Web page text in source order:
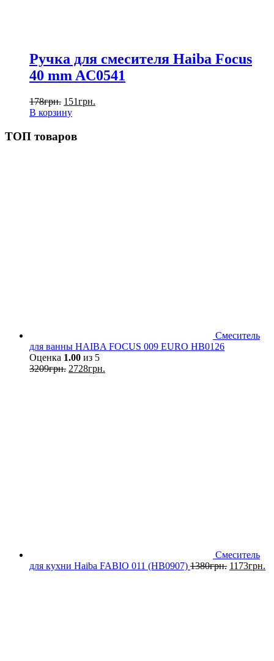
Ручка для смесителя Haiba Focus
40 mm AC0541
178грн. 151грн.
В корзину
ТОП товаров
Смеситель
для ванны HAIBA FOCUS 009 EURO HB0126
Оценка 1.00 из 5
3209грн. 2728грн.
Смеситель
для кухни Haiba FABIO 011 (HB0907) 1380грн. 1173грн.